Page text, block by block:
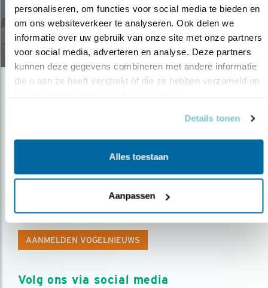
personaliseren, om functies voor social media te bieden en
om ons websiteverkeer te analyseren. Ook delen we
informatie over uw gebruik van onze site met onze partners
voor social media, adverteren en analyse. Deze partners
kunnen deze gegevens combineren met andere informatie
die u aan ze heeft verstrekt of die ze hebben verzameld op
Details tonen
Alles toestaan
Aanpassen
PLASTIC-NOT-SO-FANTASTIC
26.07.18
Op de hoogte blijven?
Meld je aan en ontvang nieuws, inspiratie, acties en tips
AANMELDEN VOGELNIEUWS
Volg ons via social media